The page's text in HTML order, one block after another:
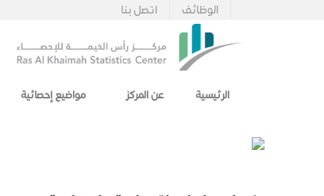
اتصل بنا الوظائف
الرئيسية عن المركز مواضيع إحصائية